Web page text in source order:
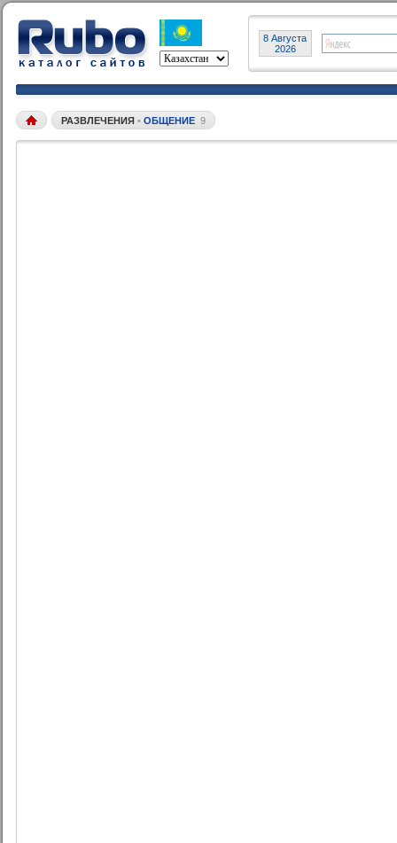
8 Августа
2026
РАЗВЛЕЧЕНИЯ • ОБЩЕНИЕ 9